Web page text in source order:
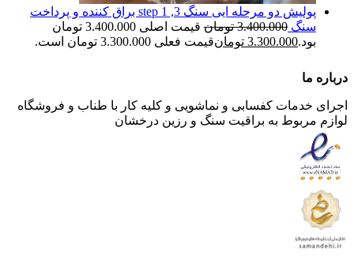
پولیش دو مرحله ایی سنگ step 1 ,3 براق کننده و پرداخت
سنگ 3.400.000 تومان
قیمت اصلی 3.400.000 تومان
بود.3.300.000 تومانقیمت فعلی 3.300.000 تومان است.
درباره ما
اجرای خدمات کفسابی و نماشویی و کلیه کار با طناب و فروشگاه
لوازم مربوط به براقیت سنگ و رزین درخشان